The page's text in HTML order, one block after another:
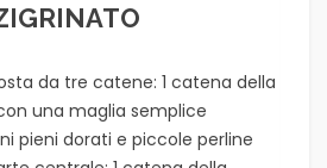
da tre catene: 1 catena della
una maglia semplice
pieni dorati e piccole perline